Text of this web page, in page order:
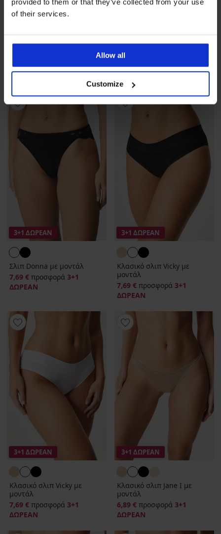
of their services.
Allow all
Customize
3+1 ΔΩΡΕΑΝ
Σλιπ Monica ψηλόμεσο με
9,29 €προσφορά 3+1
ΔΩΡΕΑΝ
Σλιπ Donna με μοντάλ
7,69 €
ΔΩΡΕΑΝ
3+1 ΔΩΡΕΑΝ
Σλιπ Donna με μοντάλ
7,69 € προσφορά 3+1
ΔΩΡΕΑΝ
3+1 ΔΩΡΕΑΝ
Κλασικό σλιπ Vicky με
μοντάλ
7,69 € προσφορά 3+1
ΔΩΡΕΑΝ
3+1 ΔΩΡΕΑΝ
Κλασικό σλιπ Vicky με
μοντάλ
7,69 € προσφορά 3+1
ΔΩΡΕΑΝ
3+1 ΔΩΡΕΑΝ
Κλασικό σλιπ Jane Ι με
μοντάλ
6,89 € προσφορά 3+1
ΔΩΡΕΑΝ